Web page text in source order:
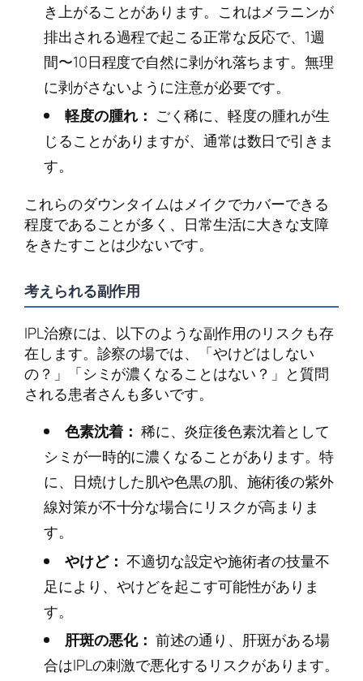
き上がることがあります。これはメラニンが
排出される過程で起こる正常な反応で、1週
間〜10日程度で自然に剥がれ落ちます。無理
に剥がさないように注意が必要です。
軽度の腫れ： ごく稀に、軽度の腫れが生
じることがありますが、通常は数日で引きま
す。
これらのダウンタイムはメイクでカバーできる
程度であることが多く、日常生活に大きな支障
をきたすことは少ないです。
考えられる副作用
IPL治療には、以下のような副作用のリスクも存
在します。診察の場では、「やけどはしない
の？」「シミが濃くなることはない？」と質問
される患者さんも多いです。
色素沈着： 稀に、炎症後色素沈着として
シミが一時的に濃くなることがあります。特
に、日焼けした肌や色黒の肌、施術後の紫外
線対策が不十分な場合にリスクが高まりま
す。
やけど： 不適切な設定や施術者の技量不
足により、やけどを起こす可能性がありま
す。
肝斑の悪化： 前述の通り、肝斑がある場
合はIPLの刺激で悪化するリスクがあります。